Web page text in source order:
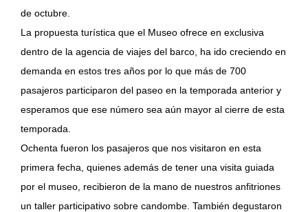
de octubre.
La propuesta turística que el Museo ofrece en exclusiva
dentro de la agencia de viajes del barco, ha ido creciendo en
demanda en estos tres años por lo que más de 700
pasajeros participaron del paseo en la temporada anterior y
esperamos que ese número sea aún mayor al cierre de esta
temporada.
Ochenta fueron los pasajeros que nos visitaron en esta
primera fecha, quienes además de tener una visita guiada
por el museo, recibieron de la mano de nuestros anfitriones
un taller participativo sobre candombe. También degustaron